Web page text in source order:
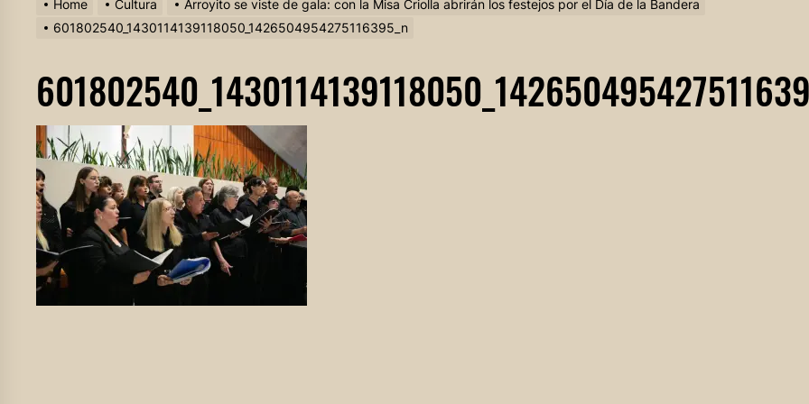
Home Cultura
Arroyito se viste de gala: con la Misa Criolla abrirán los festejos por el Día de la Bandera
601802540_1430114139118050_1426504954275116395_n